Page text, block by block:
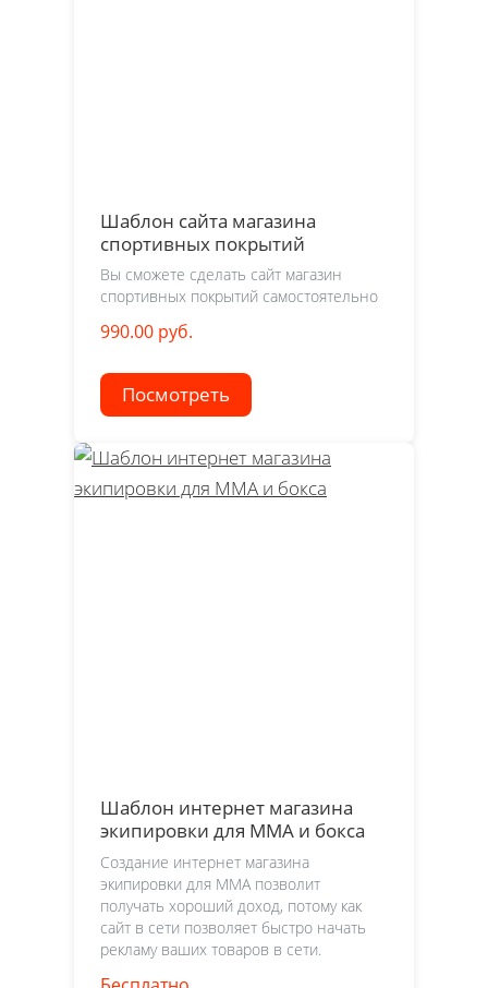
Шаблон сайта магазина
спортивных покрытий
Вы сможете сделать сайт магазин
спортивных покрытий самостоятельно
990.00 руб.
Посмотреть
Шаблон интернет магазина
экипировки для ММА и бокса
Создание интернет магазина
экипировки для ММА позволит
получать хороший доход, потому как
сайт в сети позволяет быстро начать
рекламу ваших товаров в сети.